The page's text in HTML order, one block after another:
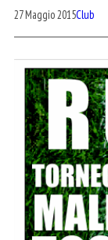
27 Maggio 2015Club